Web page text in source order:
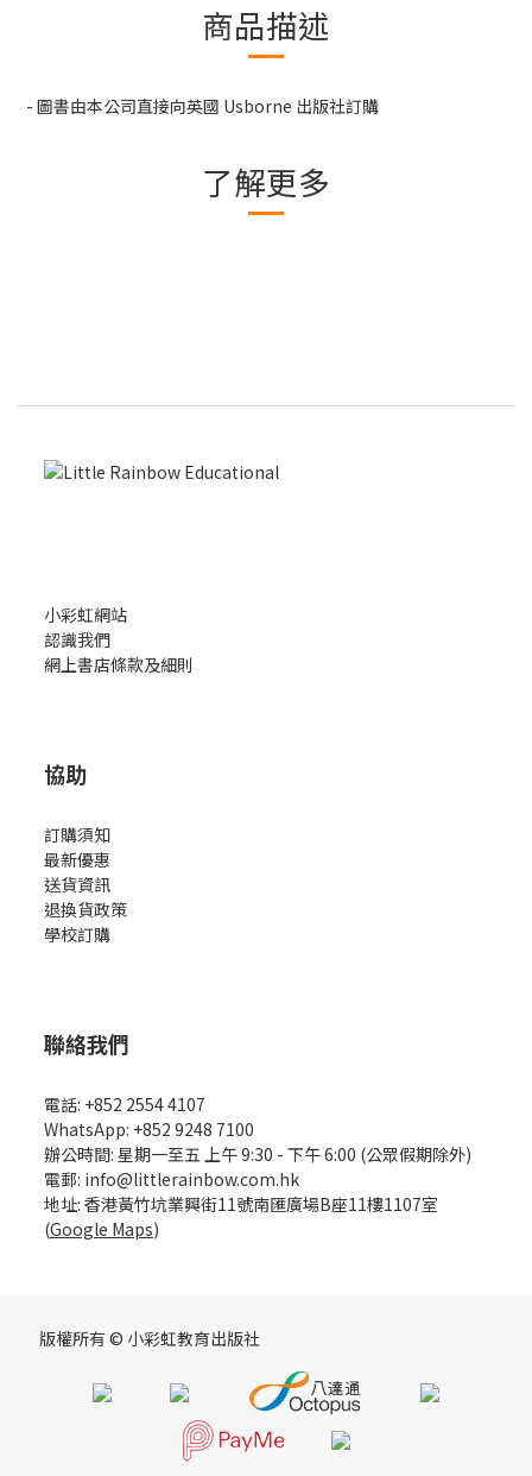
商品描述
- 圖書由本公司直接向英國 Usborne 出版社訂購
了解更多
小彩虹網站
認識我們
網上書店條款及細則
協助
訂購須知
最新優惠
送貨資訊
退換貨政策
學校訂購
聯絡我們
電話: +852 2554 4107
WhatsApp: +852 9248 7100
辦公時間: 星期一至五 上午 9:30 - 下午 6:00 (公眾假期除外)
電郵: info@littlerainbow.com.hk
地址: 香港黃竹坑業興街11號南匯廣場B座11樓1107室
(Google Maps)
版權所有 © 小彩虹教育出版社